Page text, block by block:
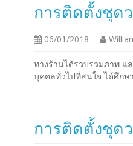
การติดตั้งชุด
06/01/2018
ทางร้านได้รวบรวมภาพ แ
บุคคลทั่วไปที่สนใจ ได้ศึกษ
การติดตั้งชุด